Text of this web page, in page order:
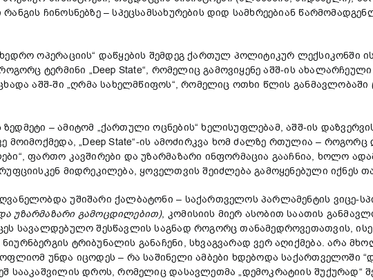
ჩინოსნებზე – სპეცსამსახურების დიდ სამხრეებიან
ოპერაციის“ დაწყების შემდეგ ქართულ პოლიტიკურ ლექსიკონში
ტერმინი „Deep State“, რომელიც გამოვიყენე აშშ-ის
აშშ-ში „ღრმა სახელმწიფოს“, რომელიც ოთხი წლის
– ამიტომ „ქართული ოცნების“ ხელისუფლებამ, აშშ-ის
მოიმოქმედა, „Deep State“-ის ამოძირკვა ხომ ძალზე რთულია –
ფართო კავშირები და უზარმაზარი ინფორმაცია გააჩნია, ხოლო
მიდრეკილება, ყოველთვის შეიძლება გამოყენებული
უშიშარი ქალბატონი – საქართველოს პარლამენტის ვიცე-
უზარმაზარი გამოცდილებით), კომისიის მიერ ასობით საათის
სავალდებულო შესწავლის საგნად როგორც თანამედროვეთათვის,
ტრიბუნალის განაჩენი, სხვაგვარად ვერ აღიქმება. არა
უნდა იცოდეს – რა საშინელი ამბები ხდებოდა საქართველოში
სააკაშვილის დროს, რომელიც დასავლეთმა „დემოკრატიის შუქურად“